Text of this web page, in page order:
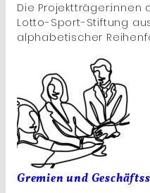
Die
Lotto-Sport-Stiftung
alphabetischer
Gremien und